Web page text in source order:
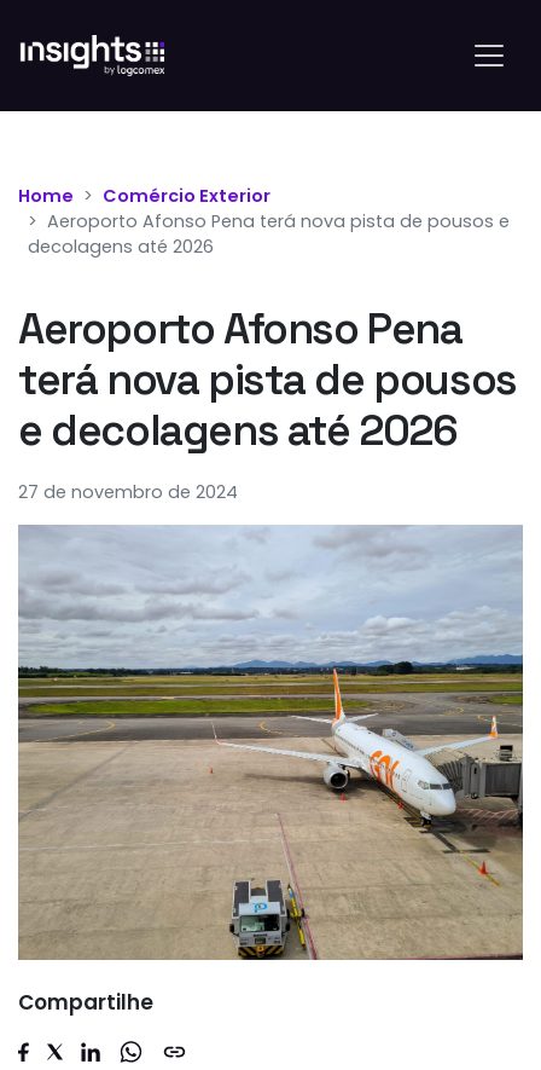
Home
Comércio Exterior
Aeroporto Afonso Pena terá nova pista de pousos e
decolagens até 2026
Aeroporto Afonso Pena
terá nova pista de pousos
e decolagens até 2026
27 de novembro de 2024
Compartilhe